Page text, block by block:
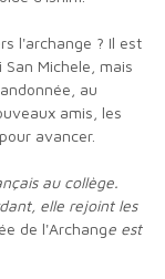
Michele, mais
au
amis, les
avancer.
au collège.
elle rejoint les
de l'Archange est